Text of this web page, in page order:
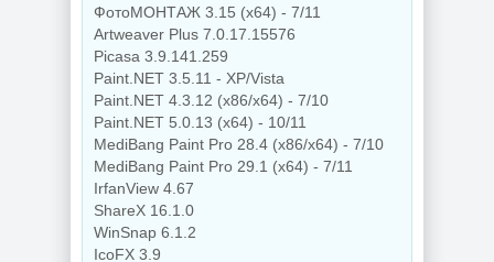
ФотоМОНТАЖ 3.15 (x64) - 7/11
Artweaver Plus 7.0.17.15576
Picasa 3.9.141.259
Paint.NET 3.5.11 - XP/Vista
Paint.NET 4.3.12 (x86/x64) - 7/10
Paint.NET 5.0.13 (x64) - 10/11
MediBang Paint Pro 28.4 (x86/x64) - 7/10
MediBang Paint Pro 29.1 (x64) - 7/11
IrfanView 4.67
ShareX 16.1.0
WinSnap 6.1.2
IcoFX 3.9